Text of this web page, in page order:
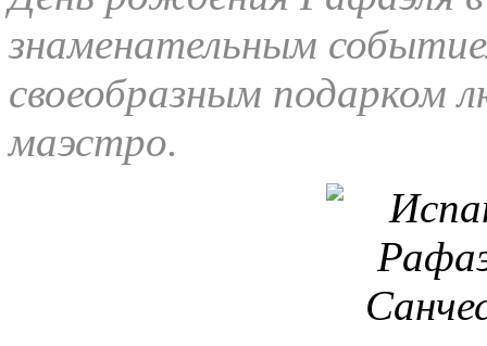
знаменательным
своеобразным подарком
маэстро.